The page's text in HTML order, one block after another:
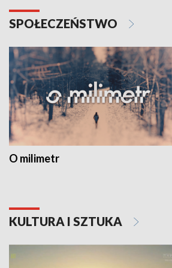
SPOŁECZEŃSTWO
O milimetr
KULTURA I SZTUKA